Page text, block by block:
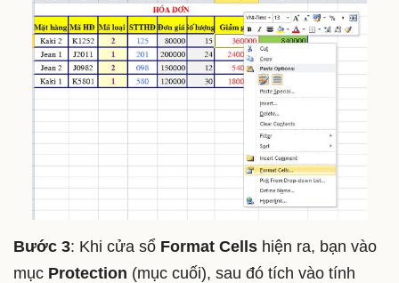
Bước 3: Khi cửa sổ Format Cells hiện ra, bạn vào
mục Protection (mục cuối), sau đó tích vào tính